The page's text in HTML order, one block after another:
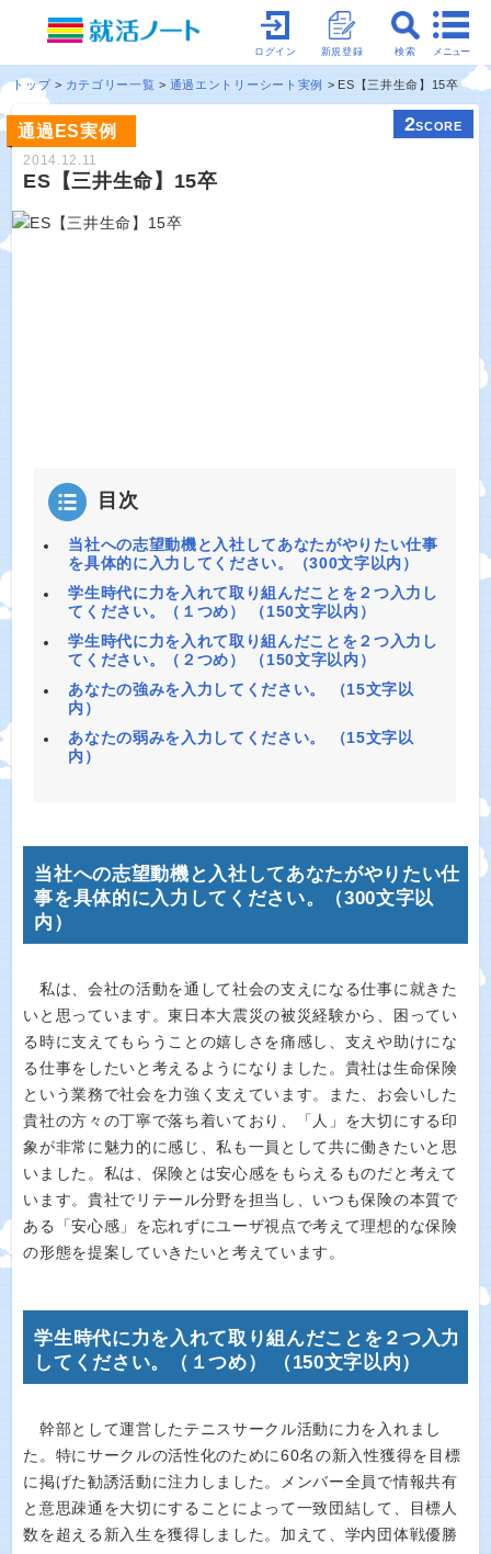
メニュー
検索
新規登録
ログイン
トップ カテゴリー一覧 通過エントリーシート実例 ES【三井生命】15卒
通過ES実例 2SCORE
2014.12.11
ES【三井生命】15卒
目次
当社への志望動機と入社してあなたがやりたい仕事
を具体的に入力してください。（300文字以内）
学生時代に力を入れて取り組んだことを２つ入力し
てください。（１つめ） （150文字以内）
学生時代に力を入れて取り組んだことを２つ入力し
てください。（２つめ） （150文字以内）
あなたの強みを入力してください。 （15文字以
内）
あなたの弱みを入力してください。 （15文字以
内）
当社への志望動機と入社してあなたがやりたい仕
事を具体的に入力してください。（300文字以
内）
私は、会社の活動を通して社会の支えになる仕事に就きた
いと思っています。東日本大震災の被災経験から、困ってい
る時に支えてもらうことの嬉しさを痛感し、支えや助けにな
る仕事をしたいと考えるようになりました。貴社は生命保険
という業務で社会を力強く支えています。また、お会いした
貴社の方々の丁寧で落ち着いており、「人」を大切にする印
象が非常に魅力的に感じ、私も一員として共に働きたいと思
いました。私は、保険とは安心感をもらえるものだと考えて
います。貴社でリテール分野を担当し、いつも保険の本質で
ある「安心感」を忘れずにユーザ視点で考えて理想的な保険
の形態を提案していきたいと考えています。
学生時代に力を入れて取り組んだことを２つ入力
してください。（１つめ） （150文字以内）
幹部として運営したテニスサークル活動に力を入れまし
た。特にサークルの活性化のために60名の新入性獲得を目標
に掲げた勧誘活動に注力しました。メンバー全員で情報共有
と意思疎通を大切にすることによって一致団結して、目標人
数を超える新入生を獲得しました。加えて、学内団体戦優勝